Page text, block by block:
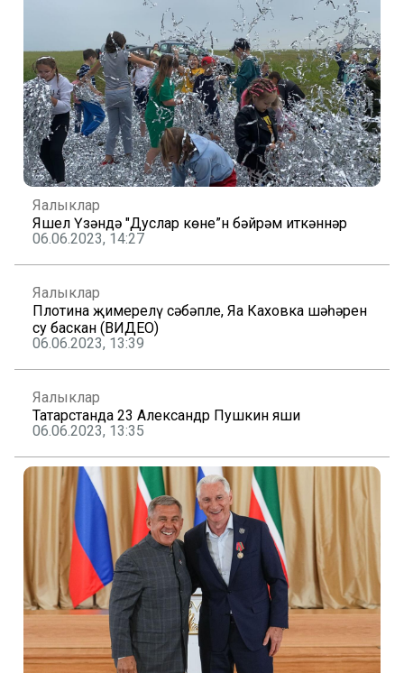
Яңалыклар
Яшел Үзәндә "Дуслар көне”н бәйрәм иткәннәр
06.06.2023, 14:27
Яңалыклар
Плотина җимерелү сәбәпле, Яңа Каховка шәһәрен
су баскан (ВИДЕО)
06.06.2023, 13:39
Яңалыклар
Татарстанда 23 Александр Пушкин яши
06.06.2023, 13:35